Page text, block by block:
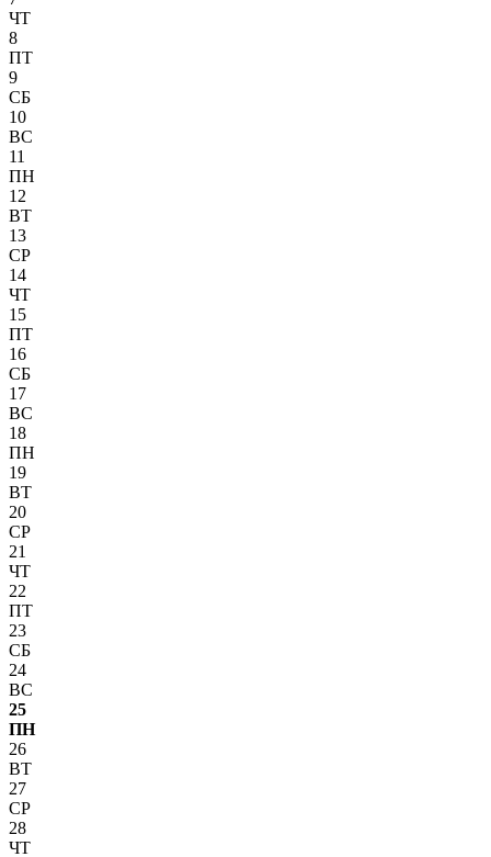
ЧТ
8
ПТ
9
СБ
10
ВС
11
ПН
12
ВТ
13
СР
14
ЧТ
15
ПТ
16
СБ
17
ВС
18
ПН
19
ВТ
20
СР
21
ЧТ
22
ПТ
23
СБ
24
ВС
25
ПН
26
ВТ
27
СР
28
ЧТ